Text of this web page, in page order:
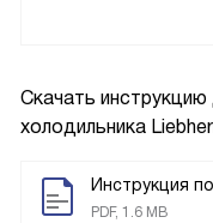
Скачать
холодильника
Инструкция
PDF, 1.6 MB